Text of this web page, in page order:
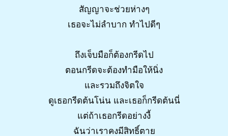
สัญญาจะช่วยห่างๆ
เธอจะไม่ลำบาก ทำไปดีๆ
ถึงเจ็บมือก็ต้องกรีดไป
ตอนกรีดจะต้องทำมือให้นิ่ง
และรวมถึงจิตใจ
ดูเธอกรีดต้นโน่น และเธอก็กรีดต้นนี่
แต่ถ้าเธอกรีดอย่างงี้
ฉันว่าเราคงมีสิทธิ์ตาย